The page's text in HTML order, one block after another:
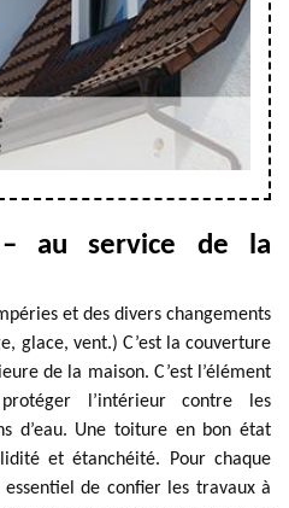
– au service de la
et des divers changements
glace, vent.) C’est la couverture
de la maison. C’est l’élément
l’intérieur contre les
d’eau. Une toiture en bon état
et étanchéité. Pour chaque
de confier les travaux à